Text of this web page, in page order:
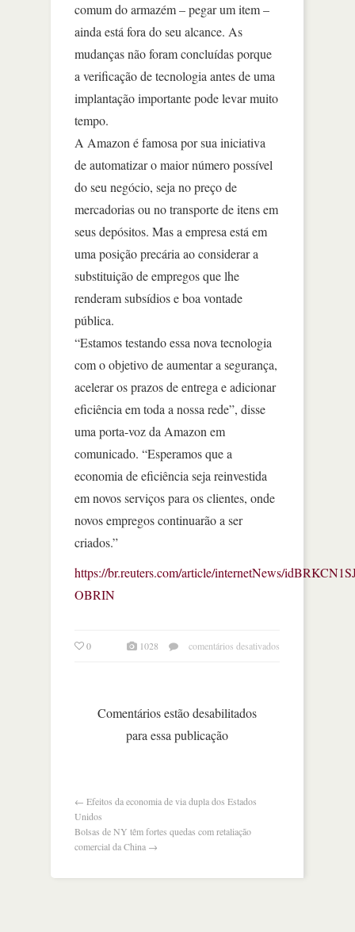
comum do armazém – pegar um item –
ainda está fora do seu alcance. As
mudanças não foram concluídas porque
a verificação de tecnologia antes de uma
implantação importante pode levar muito
tempo.
A Amazon é famosa por sua iniciativa
de automatizar o maior número possível
do seu negócio, seja no preço de
mercadorias ou no transporte de itens em
seus depósitos. Mas a empresa está em
uma posição precária ao considerar a
substituição de empregos que lhe
renderam subsídios e boa vontade
pública.
“Estamos testando essa nova tecnologia
com o objetivo de aumentar a segurança,
acelerar os prazos de entrega e adicionar
eficiência em toda a nossa rede”, disse
uma porta-voz da Amazon em
comunicado. “Esperamos que a
economia de eficiência seja reinvestida
em novos serviços para os clientes, onde
novos empregos continuarão a ser
criados.”
https://br.reuters.com/article/internetNews/
OBRIN
0 1028 comentários desativados
Comentários estão desabilitados
para essa publicação
← Efeitos da economia de via dupla dos Estados
Unidos
Bolsas de NY têm fortes quedas com retaliação
comercial da China →